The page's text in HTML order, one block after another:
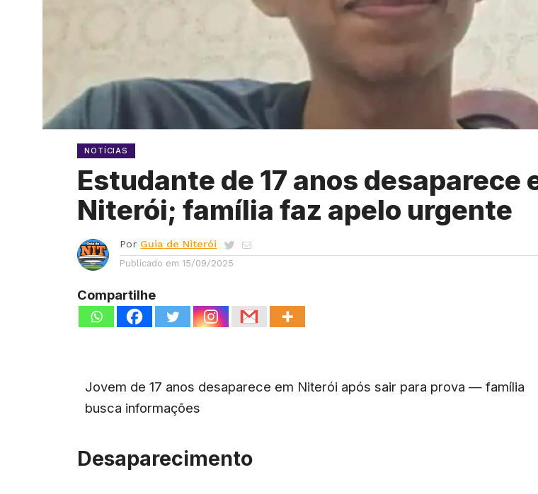
NOTÍCIAS
Estudante de 17 anos desaparece
Niterói; família faz apelo urgente
Por Guia de Niterói
Publicado em 15/09/2025
Compartilhe
Jovem de 17 anos desaparece em Niterói após sair para prova — família
busca informações
Desaparecimento